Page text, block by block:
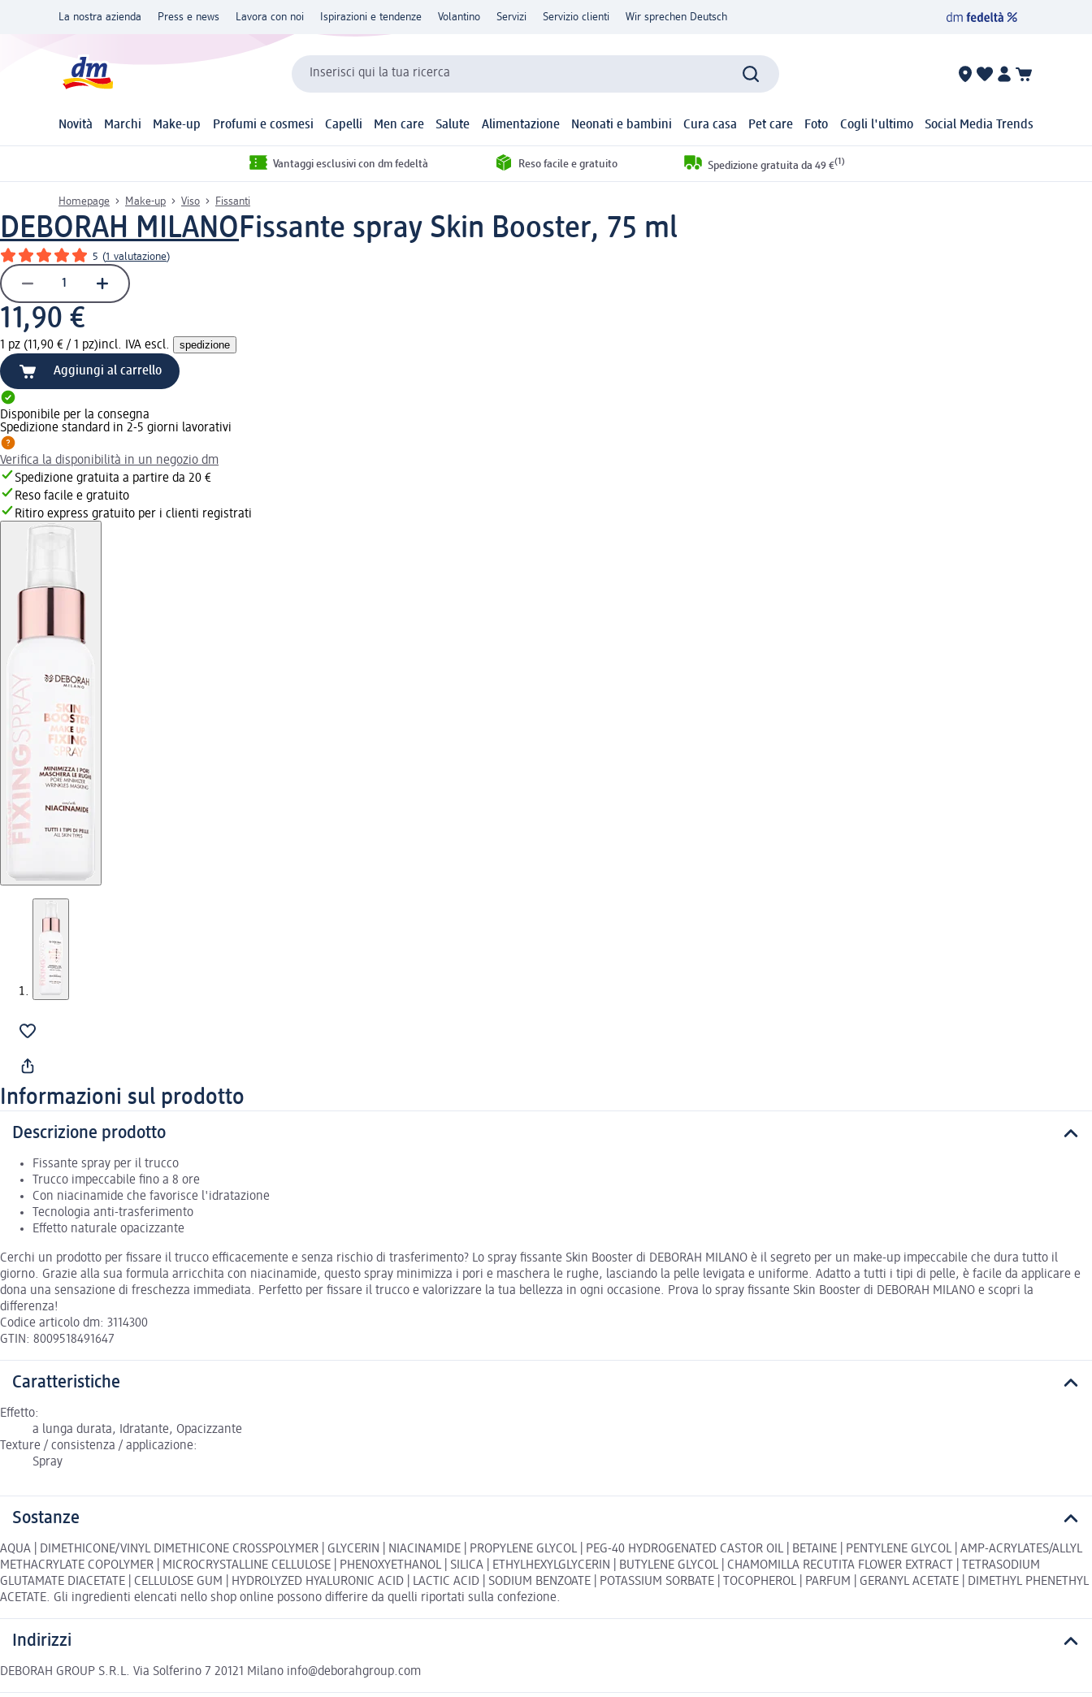
La nostra azienda Press e news Lavora con noi Ispirazioni e tendenze Volantino Servizi Servizio clienti Wir sprechen Deutsch
Inserisci qui la tua ricerca
Novità Marchi Make-up Profumi e cosmesi Capelli Men care Salute Alimentazione Neonati e bambini Cura casa Pet care Foto Cogli l'ultimo Social Media Trends
Vantaggi esclusivi con dm fedeltà Reso facile e gratuito Spedizione gratuita da 49 €(1)
Homepage Make-up Viso Fissanti
DEBORAH MILANOFissante spray Skin Booster, 75 ml
5 (1 valutazione)
11,90 €
1 pz (11,90 € / 1 pz)incl. IVA escl. spedizione
Aggiungi al carrello
Disponibile per la consegna
Spedizione standard in 2-5 giorni lavorativi
Verifica la disponibilità in un negozio dm
Spedizione gratuita a partire da 20 €
Reso facile e gratuito
Ritiro express gratuito per i clienti registrati
Informazioni sul prodotto
Descrizione prodotto
Fissante spray per il trucco
Trucco impeccabile fino a 8 ore
Con niacinamide che favorisce l'idratazione
Tecnologia anti-trasferimento
Effetto naturale opacizzante
Cerchi un prodotto per fissare il trucco efficacemente e senza rischio di trasferimento? Lo spray fissante Skin Booster di DEBORAH MILANO è il segreto per un make-up impeccabile che dura tutto il
giorno. Grazie alla sua formula arricchita con niacinamide, questo spray minimizza i pori e maschera le rughe, lasciando la pelle levigata e uniforme. Adatto a tutti i tipi di pelle, è facile da applicare e
dona una sensazione di freschezza immediata. Perfetto per fissare il trucco e valorizzare la tua bellezza in ogni occasione. Prova lo spray fissante Skin Booster di DEBORAH MILANO e scopri la
differenza!
Codice articolo dm: 3114300
GTIN: 8009518491647
Caratteristiche
Effetto:
a lunga durata, Idratante, Opacizzante
Texture / consistenza / applicazione:
Spray
Sostanze
AQUA | DIMETHICONE/VINYL DIMETHICONE CROSSPOLYMER | GLYCERIN | NIACINAMIDE | PROPYLENE GLYCOL | PEG-40 HYDROGENATED CASTOR OIL | BETAINE | PENTYLENE GLYCOL | AMP-ACRYLATES/ALLYL
METHACRYLATE COPOLYMER | MICROCRYSTALLINE CELLULOSE | PHENOXYETHANOL | SILICA | ETHYLHEXYLGLYCERIN | BUTYLENE GLYCOL | CHAMOMILLA RECUTITA FLOWER EXTRACT | TETRASODIUM
GLUTAMATE DIACETATE | CELLULOSE GUM | HYDROLYZED HYALURONIC ACID | LACTIC ACID | SODIUM BENZOATE | POTASSIUM SORBATE | TOCOPHEROL | PARFUM | GERANYL ACETATE | DIMETHYL PHENETHYL
ACETATE. Gli ingredienti elencati nello shop online possono differire da quelli riportati sulla confezione.
Indirizzi
DEBORAH GROUP S.R.L. Via Solferino 7 20121 Milano info@deborahgroup.com